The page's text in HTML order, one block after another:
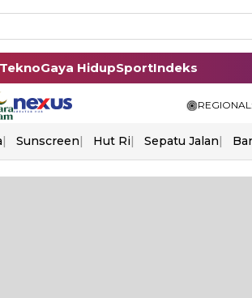
TeknoGaya HidupSportIndeks
REGIONAL:
Sunscreen Hut Ri Sepatu Jalan